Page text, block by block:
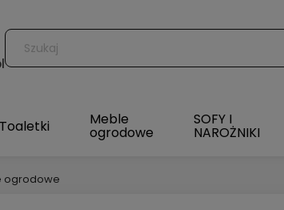
Meble
ogrodowe
SOFY I
NAROŻNIKI
ogrodowe